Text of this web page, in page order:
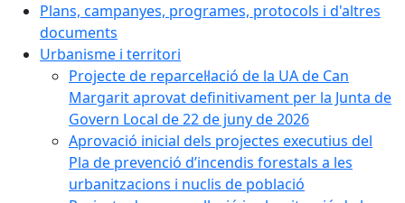
Plans, campanyes, programes, protocols i d'altres
documents
Urbanisme i territori
Projecte de reparcel·lació de la UA de Can
Margarit aprovat definitivament per la Junta de
Govern Local de 22 de juny de 2026
Aprovació inicial dels projectes executius del
Pla de prevenció d’incendis forestals a les
urbanitzacions i nuclis de població